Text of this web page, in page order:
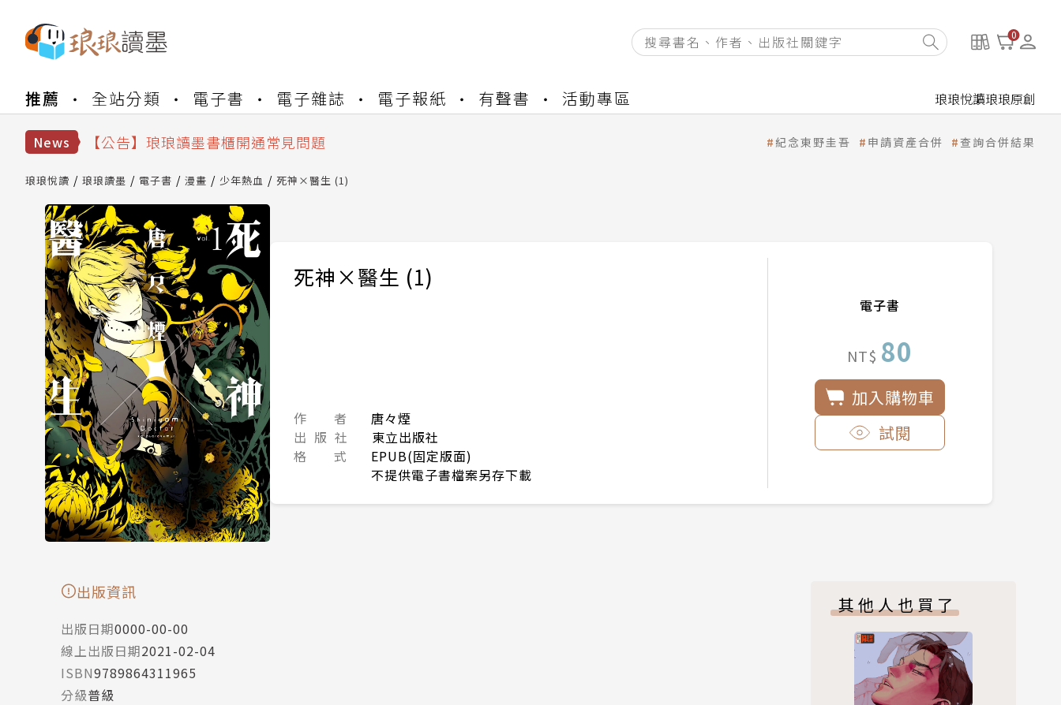
0
推薦 全站分類 電子書 電子雜誌 電子報紙 有聲書 活動專區 琅琅悅讀琅琅原創
News
【公告】琅琅讀墨數位閱讀資產合併與書櫃開通申請
【公告】琅琅讀墨 3 分鐘完成書櫃開通與資產合併申請圖文教學
【公告】琅琅讀墨數位閱讀資產合併與書櫃開通申請
紀念東野圭吾 申請資產合併 查詢合併結果
琅琅悅讀 琅琅讀墨 電子書 漫畫 少年熱血 死神×醫生 (1)
死神×醫生 (1)
作 者
唐々煙
出 版 社
東立出版社
格 式
EPUB(固定版面)
不提供電子書檔案另存下載
電子書
NT$ 80
加入購物車
試閱
出版資訊
出版日期0000-00-00
線上出版日期2021-02-04
ISBN9789864311965
分級普級
其他人也買了